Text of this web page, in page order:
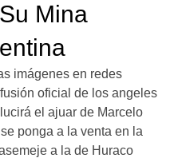
Mina
imágenes en redes
oficial de los angeles
el ajuar de Marcelo
ponga a la venta en la
a la de Huraco